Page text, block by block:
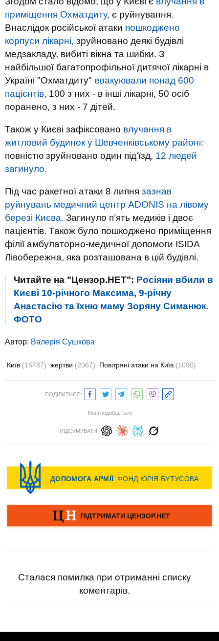
приміщення Охматдиту, є руйнування.
Внаслідок російської атаки пошкоджено
корпуси лікарні, зруйновано деякі будівлі
медзакладу, вибиті вікна та шибки. З
найбільшої багатопрофільної дитячої лікарні в
Україні "Охматдиту" евакуювали понад 600
пацієнтів, 100 з них - в інші лікарні, 50 осіб
поранено, з них - 7 дітей.
Також у Києві зафіксовано влучання в
житловий будинок у Шевченківському районі:
повністю зруйновано один під'їзд, 12 людей
загинуло.
Під час ракетної атаки 8 липня зазнав
руйнувань медичний центр ADONIS на лівому
березі Києва. Загинуло п’ять медиків і двоє
пацієнтів. Також було пошкоджено приміщення
філії амбулаторно-медичної допомоги ISIDA
Лівобережна, яка розташована в цій будівлі.
Читайте на "Цензор.НЕТ": Росіяни вбили в
Києві 10-річного Максима, 9-річну
Анастасію та їхню маму Зоряну Симанюк.
ФОТО
Автор: Валерiя Сушкова
Київ (16787) жертви (2067) Повітряні атаки на Київ (1090)
ПОДІЛИТИСЯ:
Мені подобається
ПІДСУМУВАТИ:
Сталася помилка при отриманні списку
коментарів.